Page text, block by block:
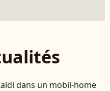
dans un mobil-home